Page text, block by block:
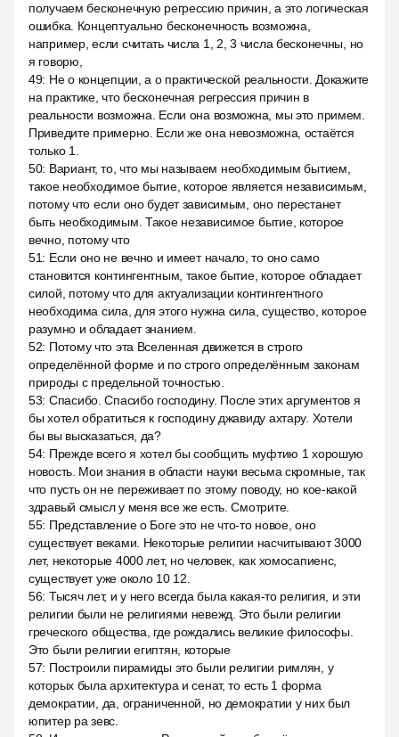
получаем бесконечную регрессию причин, а это логическая
ошибка. Концептуально бесконечность возможна,
например, если считать числа 1, 2, 3 числа бесконечны, но
я говорю,
49: Не о концепции, а о практической реальности. Докажите
на практике, что бесконечная регрессия причин в
реальности возможна. Если она возможна, мы это примем.
Приведите примерно. Если же она невозможна, остаётся
только 1.
50: Вариант, то, что мы называем необходимым бытием,
такое необходимое бытие, которое является независимым,
потому что если оно будет зависимым, оно перестанет
быть необходимым. Такое независимое бытие, которое
вечно, потому что
51: Если оно не вечно и имеет начало, то оно само
становится контингентным, такое бытие, которое обладает
силой, потому что для актуализации контингентного
необходима сила, для этого нужна сила, существо, которое
разумно и обладает знанием.
52: Потому что эта Вселенная движется в строго
определённой форме и по строго определённым законам
природы с предельной точностью.
53: Спасибо. Спасибо господину. После этих аргументов я
бы хотел обратиться к господину джавиду ахтару. Хотели
бы вы высказаться, да?
54: Прежде всего я хотел бы сообщить муфтию 1 хорошую
новость. Мои знания в области науки весьма скромные, так
что пусть он не переживает по этому поводу, но кое-какой
здравый смысл у меня все же есть. Смотрите.
55: Представление о Боге это не что-то новое, оно
существует веками. Некоторые религии насчитывают 3000
лет, некоторые 4000 лет, но человек, как хомосапиенс,
существует уже около 10 12.
56: Тысяч лет, и у него всегда была какая-то религия, и эти
религии были не религиями невежд. Это были религии
греческого общества, где рождались великие философы.
Это были религии египтян, которые
57: Построили пирамиды это были религии римлян, у
которых была архитектура и сенат, то есть 1 форма
демократии, да, ограниченной, но демократии у них был
юпитер ра зевс.